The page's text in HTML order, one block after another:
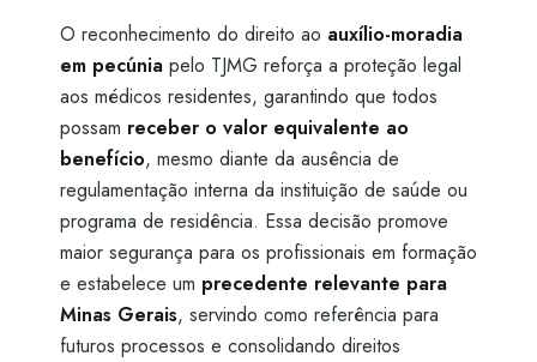
O reconhecimento do direito ao auxílio-moradia
em pecúnia pelo TJMG reforça a proteção legal
aos médicos residentes, garantindo que todos
possam receber o valor equivalente ao
benefício, mesmo diante da ausência de
regulamentação interna da instituição de saúde ou
programa de residência. Essa decisão promove
maior segurança para os profissionais em formação
e estabelece um precedente relevante para
Minas Gerais, servindo como referência para
futuros processos e consolidando direitos